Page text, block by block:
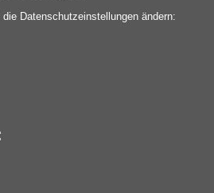
Datenschutzeinstellungen ändern: